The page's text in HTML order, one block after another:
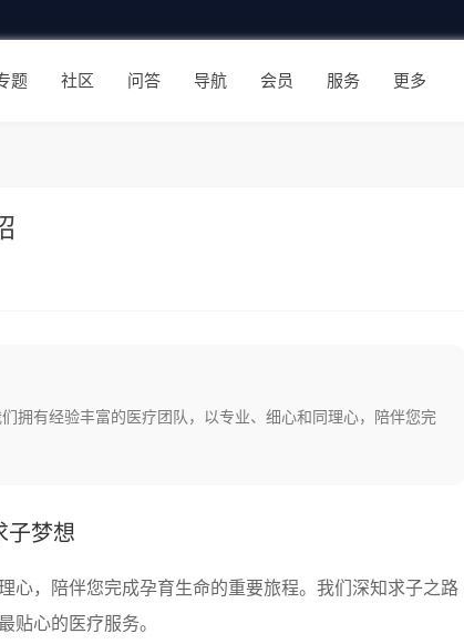
题 社区 问答 导航 会员 服务 更多
拥有经验丰富的医疗团队，以专业、细心和同理心，陪伴您完
子梦想
心，陪伴您完成孕育生命的重要旅程。我们深知求子之路
贴心的医疗服务。